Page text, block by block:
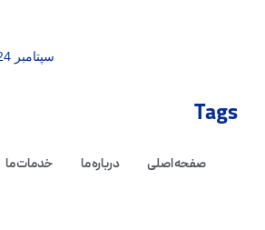
سپتامبر 24, 2025
Tags
صفحه اصلی درباره ما خدمات ما